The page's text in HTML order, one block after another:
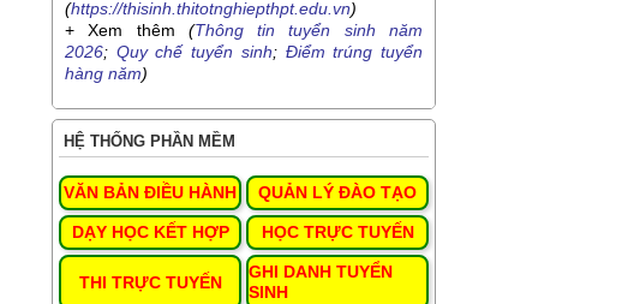
(https://thisinh.thitotnghiepthpt.edu.vn)
+ Xem thêm (Thông tin tuyển sinh năm
2026; Quy chế tuyển sinh; Điểm trúng tuyển
hàng năm)
HỆ THỐNG PHẦN MỀM
VĂN BẢN ĐIỀU HÀNH QUẢN LÝ ĐÀO TẠO
DẠY HỌC KẾT HỢP HỌC TRỰC TUYẾN
THI TRỰC TUYẾN
GHI DANH TUYỂN
SINH